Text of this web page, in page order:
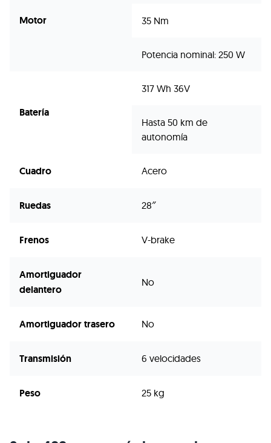
Motor 35 Nm
Potencia nominal: 250 W
Batería
317 Wh 36V
Hasta 50 km de
autonomía
Cuadro Acero
Ruedas 28″
Frenos V-brake
Amortiguador
delantero
No
Amortiguador trasero No
Transmisión 6 velocidades
Peso 25 kg